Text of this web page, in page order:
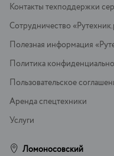
Контакты техподдержки
Сотрудничество
Полезная информация
Политика
Пользовательское
Аренда спецтехники
Услуги
Ломоносовский